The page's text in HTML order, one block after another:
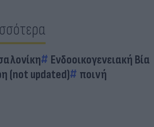
Ενδοοικογενειακή Βία
(not updated) ποινή